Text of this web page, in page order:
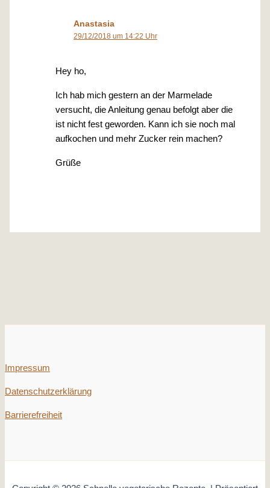
Anastasia
29/12/2018 um 14:22 Uhr
Hey ho,
Ich hab mich gestern an der Marmelade
versucht, die Anleitung genau befolgt aber die
ist nicht fest geworden. Kann ich sie noch mal
aufkochen und mehr Zucker rein machen?
Grüße
Impressum
Datenschutzerklärung
Barrierefreiheit